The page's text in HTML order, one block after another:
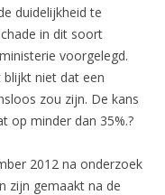
duidelijkheid te
in dit soort
voorgelegd.
blijkt niet dat een
zou zijn. De kans
op minder dan 35%.?
2012 na onderzoek
zijn gemaakt na de